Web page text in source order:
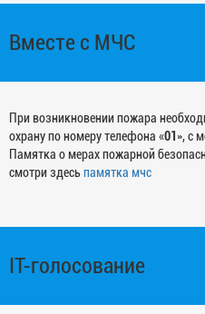
Вместе с МЧС
При возникновении пожара
охрану по номеру телефона «01 », с
Памятка о мерах пожарной
смотри здесьпамятка мчс
IT-голосование